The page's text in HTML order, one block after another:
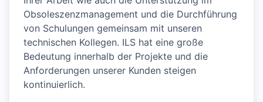
Obsoleszenzmanagement und die Durchführung
von Schulungen gemeinsam mit unseren
technischen Kollegen. ILS hat eine große
Bedeutung innerhalb der Projekte und die
Anforderungen unserer Kunden steigen
kontinuierlich.